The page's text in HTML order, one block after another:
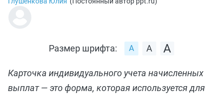
Размер шрифта:
Карточка индивидуального учета начисленных
выплат — это форма, которая используется для